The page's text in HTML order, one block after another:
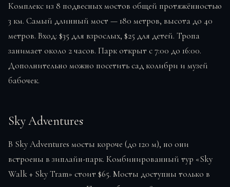
Комплекс из 8 подвесных мостов общей протяжённостью
3 км. Самый длинный мост — 180 метров, высота до 40
метров. Вход: $35 для взрослых, $25 для детей. Тропа
занимает около 2 часов. Парк открыт с 7:00 до 16:00.
Дополнительно можно посетить сад колибри и музей
бабочек.
Sky Adventures
В Sky Adventures мосты короче (до 120 м), но они
встроены в зиплайн-парк. Комбинированный тур «Sky
Walk + Sky Tram» стоит $65. Мосты доступны только в